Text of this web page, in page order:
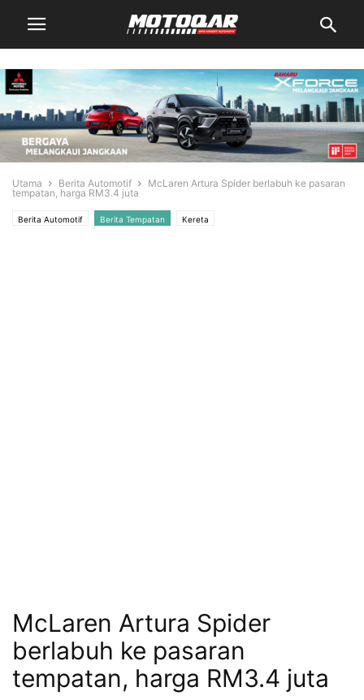
Utama Berita Automotif
McLaren Artura Spider berlabuh ke pasaran
tempatan, harga RM3.4 juta
Berita Automotif Berita Tempatan Kereta
McLaren Artura Spider
berlabuh ke pasaran
tempatan, harga RM3.4 juta